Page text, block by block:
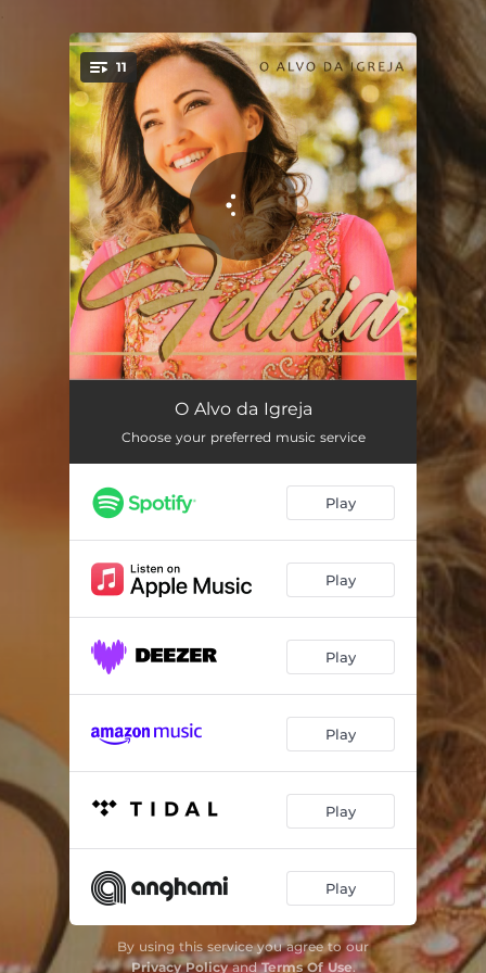
You're all set!
11
O Imutável
O Alvo da Igreja 05:27
Pescador de Almas 05:04
Samaritano 05:00
Quem Me Vê Cantando 04:45
A Mulher Que Ora 05:43
Tem Jeito 04:20
There Isno One Like Jesus 06:46
04:53
O Alvo da Igreja
Choose your preferred music service
Play
Play
Play
Play
Play
Play
By using this service you agree to our
Privacy PolicyandTerms Of Use.